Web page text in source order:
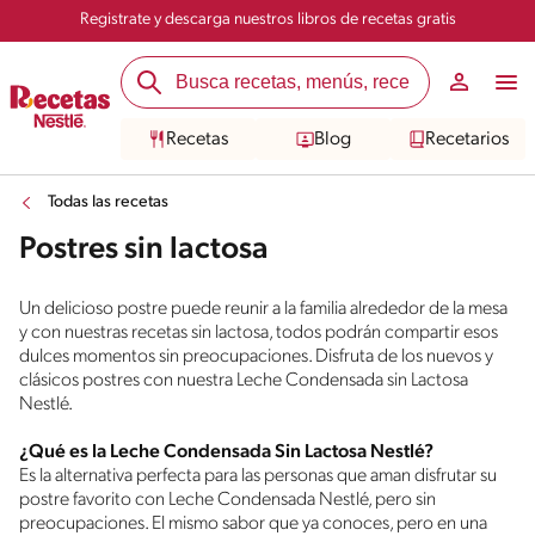
Registrate y descarga nuestros libros de recetas gratis
Recetas Blog Recetarios
Todas las recetas
Postres sin lactosa
Un delicioso postre puede reunir a la familia alrededor de la mesa
y con nuestras recetas sin lactosa, todos podrán compartir esos
dulces momentos sin preocupaciones. Disfruta de los nuevos y
clásicos postres con nuestra Leche Condensada sin Lactosa
Nestlé.
¿Qué es la Leche Condensada Sin Lactosa Nestlé?
Es la alternativa perfecta para las personas que aman disfrutar su
postre favorito con Leche Condensada Nestlé, pero sin
preocupaciones. El mismo sabor que ya conoces, pero en una